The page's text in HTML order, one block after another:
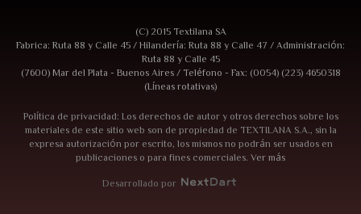
(C) 2015 Textilana SA
Fabrica: Ruta 88 y Calle 45 / Hilandería: Ruta 88 y Calle 47 / Administración:
Ruta 88 y Calle 45
(7600) Mar del Plata - Buenos Aires / Teléfono - Fax: (0054) (223) 4650318
(Líneas rotativas)
Política de privacidad: Los derechos de autor y otros derechos sobre los
materiales de este sitio web son de propiedad de TEXTILANA S.A., sin la
expresa autorización por escrito, los mismos no podrán ser usados en
publicaciones o para fines comerciales. Ver más
Desarrollado por